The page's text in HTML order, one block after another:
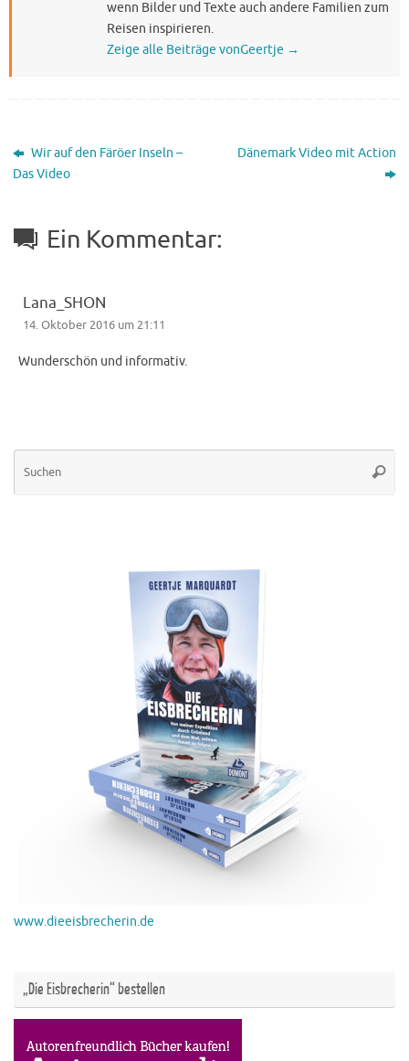
wenn Bilder und Texte auch andere Familien zum
Reisen inspirieren.
Zeige alle Beiträge vonGeertje →
Wir auf den Färöer Inseln –
Das Video
Dänemark Video mit Action
Ein Kommentar:
Lana_SHON
14. Oktober 2016 um 21:11
Wunderschön und informativ.
www.dieeisbrecherin.de
„Die Eisbrecherin“ bestellen